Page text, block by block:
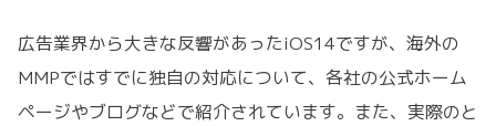
広告業界から大きな反響があったiOS14ですが、海外の
MMPではすでに独自の対応について、各社の公式ホーム
ページやブログなどで紹介されています。また、実際のと